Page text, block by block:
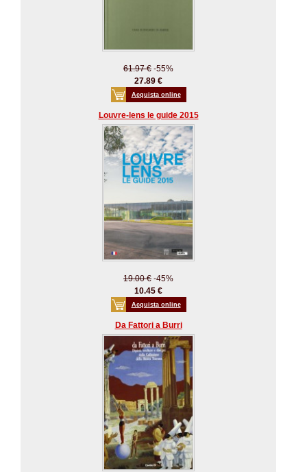
61.97 € -55%
27.89 €
Acquista online
Louvre-lens le guide 2015
19.00 € -45%
10.45 €
Acquista online
Da Fattori a Burri